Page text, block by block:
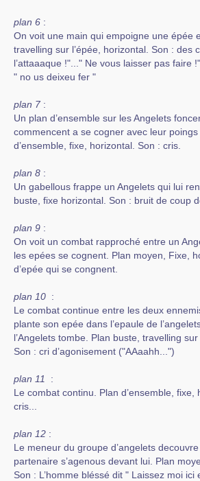
plan 6 :
On voit une main qui empoigne une épée
travelling sur l’épée, horizontal. Son : des
l’attaaaque !"..." Ne vous laisser pas faire
" no us deixeu fer "
plan 7 :
Un plan d’ensemble sur les Angelets
commencent a se cogner avec leur
d’ensemble, fixe, horizontal. Son : cris.
plan 8 :
Un gabellous frappe un Angelets qui lui
buste, fixe horizontal. Son : bruit de coup
plan 9 :
On voit un combat rapproché entre un
les epées se cognent. Plan moyen, Fixe,
d’epée qui se congnent.
plan 10 :
Le combat continue entre les deux
plante son epée dans l’epaule de
l’Angelets tombe. Plan buste, travelling
Son : cri d’agonisement ("AAaahh...")
plan 11
:
Le combat continu. Plan d’ensemble, fixe,
cris...
plan 12 :
Le meneur du groupe d’angelets
partenaire s’agenous devant lui. Plan
Son : L’homme bléssé dit " Laissez moi ici